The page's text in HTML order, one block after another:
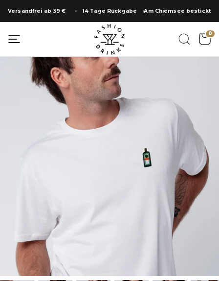
Inhalt
springen
Versandfrei ab 39 € 14 Tage Rückgabe Am Chiemsee bestickt
0